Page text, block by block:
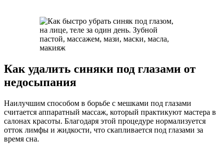
Как удалить синяки под глазами от
недосыпания
Наилучшим способом в борьбе с мешками под глазами
считается аппаратный массаж, который практикуют мастера в
салонах красоты. Благодаря этой процедуре нормализуется
отток лимфы и жидкости, что скапливается под глазами за
время сна.